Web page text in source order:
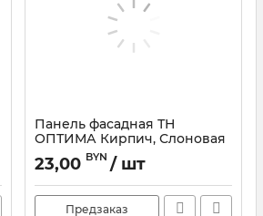
Панель фасадная ТН
ОПТИМА Кирпич, Слоновая
Артикул: 82848
23,00 BYN / шт
Предзаказ